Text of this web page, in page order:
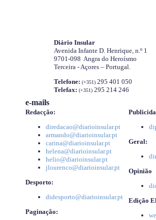
Diário Insular
Avenida Infante D. Henrique, n.º 1
9701-098 Angra do Heroísmo
Terceira - Açores – Portugal.
Telefone: (+351) 295 401 050
Telefax: (+351) 295 214 246
e-mails
Redacção:
diredacao@diarioinsular.pt
armando@diarioinsular.pt
carina@diarioinsular.pt
helena@diarioinsular.pt
helio@diarioinsular.pt
jlourenco@diarioinsular.pt
Desporto:
didesporto@diarioinsular.pt
Paginação:
Geral:
Opinião
Edição